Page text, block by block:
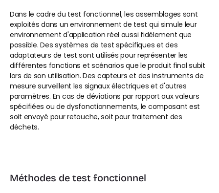
Dans le cadre du test fonctionnel, les assemblages sont
exploités dans un environnement de test qui simule leur
environnement d'application réel aussi fidèlement que
possible. Des systèmes de test spécifiques et des
adaptateurs de test sont utilisés pour représenter les
différentes fonctions et scénarios que le produit final subit
lors de son utilisation. Des capteurs et des instruments de
mesure surveillent les signaux électriques et d'autres
paramètres. En cas de déviations par rapport aux valeurs
spécifiées ou de dysfonctionnements, le composant est
soit envoyé pour retouche, soit pour traitement des
déchets.
Méthodes de test fonctionnel